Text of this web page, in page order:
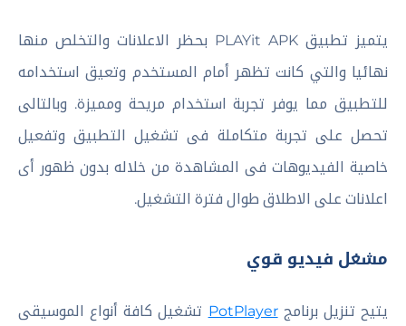
يتميز تطبيق PLAYit APK بحظر الاعلانات والتخلص منها
نهائيا والتي كانت تظهر أمام المستخدم وتعيق استخدامه
للتطبيق مما يوفر تجربة استخدام مريحة ومميزة. وبالتالى
تحصل على تجربة متكاملة فى تشغيل التطبيق وتفعيل
خاصية الفيديوهات فى المشاهدة من خلاله بدون ظهور أى
اعلانات على الاطلاق طوال فترة التشغيل.
مشغل فيديو قوي
يتيح تنزيل برنامجPotPlayer تشغيل كافة أنواع الموسيقى